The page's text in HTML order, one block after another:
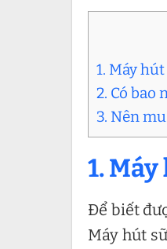
1. Máy
2. Có bao
3. Nên
1.
Để biết
Máy hút